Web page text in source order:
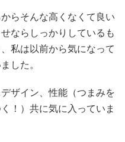
らそんな高くなくて良い
ならしっかりしているも
私は以前から気になって
した。
ザイン、性能（つまみを
！）共に気に入っていま